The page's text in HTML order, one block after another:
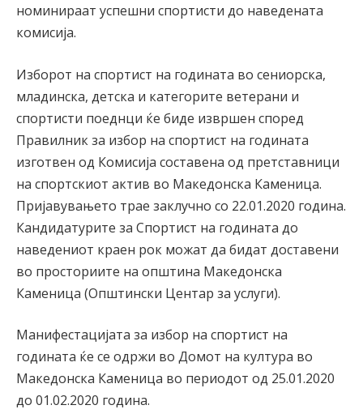
номинираат успешни спортисти до наведената
комисија.
Изборот на спортист на годината во сениорска,
младинска, детска и категорите ветерани и
спортисти поеднци ќе биде извршен според
Правилник за избор на спортист на годината
изготвен од Комисија составена од претставници
на спортскиот актив во Македонска Каменица.
Пријавувањето трае заклучно со 22.01.2020 година.
Кандидатурите за Спортист на годината до
наведениот краен рок можат да бидат доставени
во просториите на општина Македонска
Каменица (Општински Центар за услуги).
Манифестацијата за избор на спортист на
годината ќе се одржи во Домот на култура во
Македонска Каменица во периодот од 25.01.2020
до 01.02.2020 година.